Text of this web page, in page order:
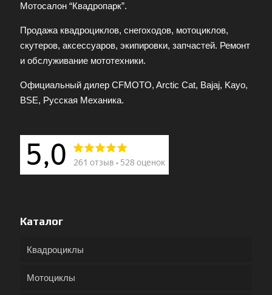
Мотосалон “Квадропарк”.
Продажа квадроциклов, снегоходов, мотоциклов,
скутеров, аксессуаров, экипировки, запчастей. Ремонт
и обслуживание мототехники.
Официальный дилер CFMOTO, Arctic Cat, Bajaj, Kayo,
BSE, Русская Механика.
Каталог
Квадроциклы
Мотоциклы